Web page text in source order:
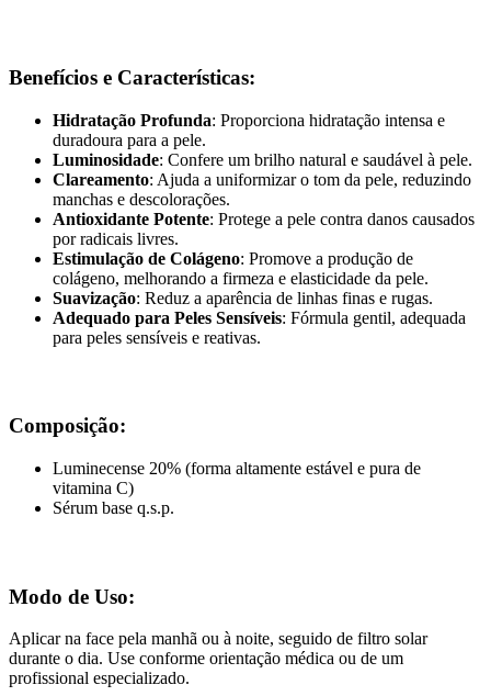
Benefícios e Características:
Hidratação Profunda: Proporciona hidratação intensa e
duradoura para a pele.
Luminosidade: Confere um brilho natural e saudável à pele.
Clareamento: Ajuda a uniformizar o tom da pele, reduzindo
manchas e descolorações.
Antioxidante Potente: Protege a pele contra danos causados
por radicais livres.
Estimulação de Colágeno: Promove a produção de
colágeno, melhorando a firmeza e elasticidade da pele.
Suavização: Reduz a aparência de linhas finas e rugas.
Adequado para Peles Sensíveis: Fórmula gentil, adequada
para peles sensíveis e reativas.
Composição:
Luminecense 20% (forma altamente estável e pura de
vitamina C)
Sérum base q.s.p.
Modo de Uso:
Aplicar na face pela manhã ou à noite, seguido de filtro solar
durante o dia. Use conforme orientação médica ou de um
profissional especializado.